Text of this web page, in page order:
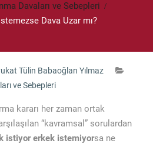
Davaları ve Sebepleri
Dava Uzar mı?
Tülin Babaoğlan Yılmaz
ve Sebepleri
kararı her zaman ortak
“kavramsal” sorulardan
istiyor erkek istemiyorsa ne